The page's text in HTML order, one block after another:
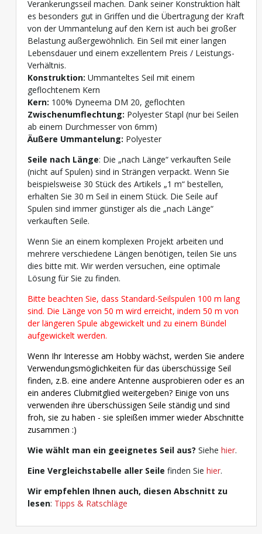
Verankerungsseil machen. Dank seiner Konstruktion hält
es besonders gut in Griffen und die Übertragung der Kraft
von der Ummantelung auf den Kern ist auch bei großer
Belastung außergewöhnlich. Ein Seil mit einer langen
Lebensdauer und einem exzellentem Preis / Leistungs-
Verhältnis.
Konstruktion: Ummanteltes Seil mit einem
geflochtenem Kern
Kern: 100% Dyneema DM 20, geflochten
Zwischenumflechtung: Polyester Stapl (nur bei Seilen
ab einem Durchmesser von 6mm)
Äußere Ummantelung: Polyester
Seile nach Länge: Die „nach Länge“ verkauften Seile
(nicht auf Spulen) sind in Strängen verpackt. Wenn Sie
beispielsweise 30 Stück des Artikels „1 m“ bestellen,
erhalten Sie 30 m Seil in einem Stück. Die Seile auf
Spulen sind immer günstiger als die „nach Länge“
verkauften Seile.
Wenn Sie an einem komplexen Projekt arbeiten und
mehrere verschiedene Längen benötigen, teilen Sie uns
dies bitte mit. Wir werden versuchen, eine optimale
Lösung für Sie zu finden.
Bitte beachten Sie, dass Standard-Seilspulen 100 m lang
sind. Die Länge von 50 m wird erreicht, indem 50 m von
der längeren Spule abgewickelt und zu einem Bündel
aufgewickelt werden.
Wenn Ihr Interesse am Hobby wächst, werden Sie andere
Verwendungsmöglichkeiten für das überschüssige Seil
finden, z.B. eine andere Antenne ausprobieren oder es an
ein anderes Clubmitglied weitergeben? Einige von uns
verwenden ihre überschüssigen Seile ständig und sind
froh, sie zu haben - sie spleißen immer wieder Abschnitte
zusammen :)
Wie wählt man ein geeignetes Seil aus? Siehe hier.
Eine Vergleichstabelle aller Seile finden Sie hier.
Wir empfehlen Ihnen auch, diesen Abschnitt zu
lesen: Tipps & Ratschläge